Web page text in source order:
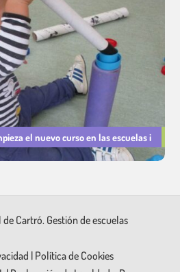
el nuevo curso en las escuelas i
Cartró. Gestión de escuelas
| Política de Cookies